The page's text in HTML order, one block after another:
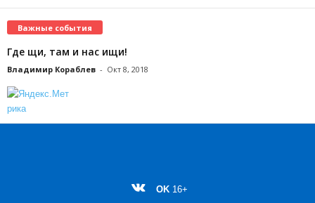
Важные события
Где щи, там и нас ищи!
Владимир Кораблев - Окт 8, 2018
OK 16+